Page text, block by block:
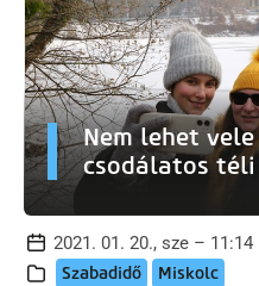
Nem lehet
csodálatos
2021. 01. 20., sze – 11:14
Szabadidő Miskolc